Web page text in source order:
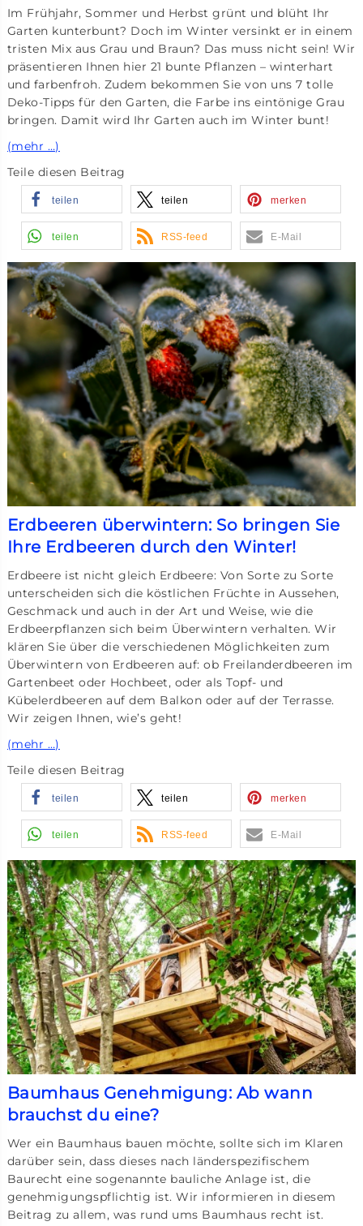
Im Frühjahr, Sommer und Herbst grünt und blüht Ihr
Garten kunterbunt? Doch im Winter versinkt er in einem
tristen Mix aus Grau und Braun? Das muss nicht sein! Wir
präsentieren Ihnen hier 21 bunte Pflanzen – winterhart
und farbenfroh. Zudem bekommen Sie von uns 7 tolle
Deko-Tipps für den Garten, die Farbe ins eintönige Grau
bringen. Damit wird Ihr Garten auch im Winter bunt!
(mehr …)
Teile diesen Beitrag
teilen teilen merken
teilen RSS-feed E-Mail
Erdbeeren überwintern: So bringen Sie
Ihre Erdbeeren durch den Winter!
Erdbeere ist nicht gleich Erdbeere: Von Sorte zu Sorte
unterscheiden sich die köstlichen Früchte in Aussehen,
Geschmack und auch in der Art und Weise, wie die
Erdbeerpflanzen sich beim Überwintern verhalten. Wir
klären Sie über die verschiedenen Möglichkeiten zum
Überwintern von Erdbeeren auf: ob Freilanderdbeeren im
Gartenbeet oder Hochbeet, oder als Topf- und
Kübelerdbeeren auf dem Balkon oder auf der Terrasse.
Wir zeigen Ihnen, wie’s geht!
(mehr …)
Teile diesen Beitrag
teilen teilen merken
teilen RSS-feed E-Mail
Baumhaus Genehmigung: Ab wann
brauchst du eine?
Wer ein Baumhaus bauen möchte, sollte sich im Klaren
darüber sein, dass dieses nach länderspezifischem
Baurecht eine sogenannte bauliche Anlage ist, die
genehmigungspflichtig ist. Wir informieren in diesem
Beitrag zu allem, was rund ums Baumhaus recht ist.